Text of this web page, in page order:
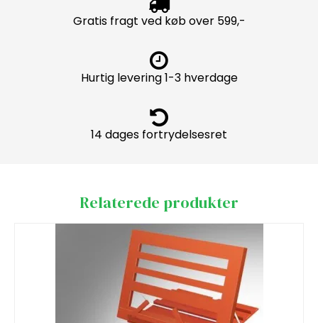
Gratis fragt ved køb over 599,-
Hurtig levering 1-3 hverdage
14 dages fortrydelsesret
Relaterede produkter